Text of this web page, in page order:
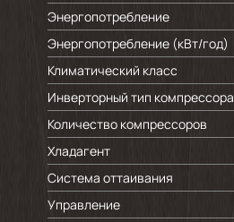
Энергопотребление
Энергопотребление (кВт/год)
Климатический класс
Инверторный тип компрессора
Количество компрессоров
Хладагент
Система оттаивания
Управление